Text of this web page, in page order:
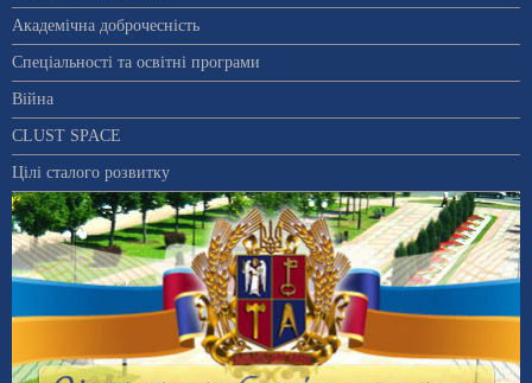
Академічна доброчесність
Спеціальності та освітні програми
Війна
CLUST SPACE
Цілі сталого розвитку